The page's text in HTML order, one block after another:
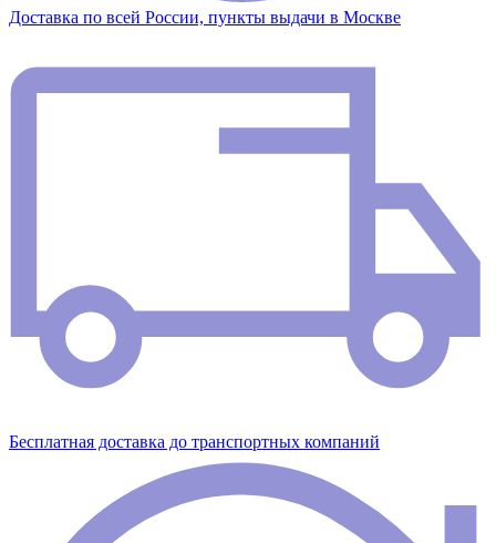
Доставка по всей России, пункты выдачи в Москве
Бесплатная доставка до транспортных компаний